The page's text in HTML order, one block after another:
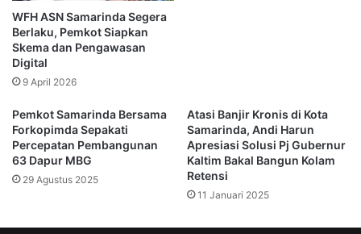
Status Co-President bukan hanya simbol kehormatan. Posisi ini
diyakini akan membuka akses jejaring dan peluang pendanaan
internasional untuk proyek-proyek pembangunan kota.
Mulai dari peningkatan kapasitas aparatur, penguatan data
pembangunan, hingga program mitigasi perubahan iklim dan
smart city, seluruhnya dapat diakselerasi melalui jejaring global
UCLG ASPAC.
Momentum Kolaborasi dan Transformasi
Pemerintah Kota Samarinda kini berencana menyusun roadmap
diplomasi perkotaan agar posisi strategis ini memberi manfaat
WFH ASN Samarinda Segera
Berlaku, Pemkot Siapkan
Skema dan Pengawasan
Digital
9 April 2026
Pemkot Samarinda Bersama
Forkopimda Sepakati
Percepatan Pembangunan
63 Dapur MBG
29 Agustus 2025
Atasi Banjir Kronis di Kota
Samarinda, Andi Harun
Apresiasi Solusi Pj Gubernur
Kaltim Bakal Bangun Kolam
Retensi
11 Januari 2025